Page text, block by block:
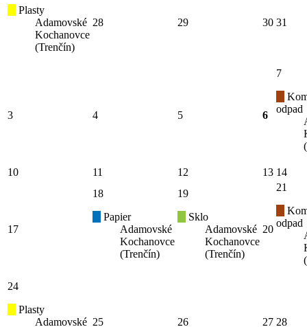
Plasty
Adamovské
Kochanovce
(Trenčín)
28 29 30 31
3 4 5 6
7
odpad
10 11 12 13 14
17
18
Papier
Adamovské
Kochanovce
(Trenčín)
19
Sklo
Adamovské
Kochanovce
(Trenčín)
20
21
odpad
24
Plasty
Adamovské 25 26 27 28